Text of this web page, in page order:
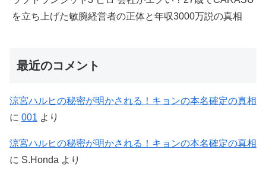
を立ち上げた敏腕経営者の正体と年収3000万説の真相
最近のコメント
涼宮ハルヒの秘密が明かされる！キョンの本名確定の真相
に 001 より
涼宮ハルヒの秘密が明かされる！キョンの本名確定の真相
に S.Honda より